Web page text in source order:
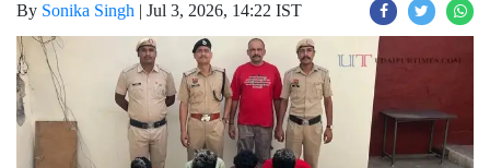
By Sonika Singh | Jul 3, 2026, 14:22 IST